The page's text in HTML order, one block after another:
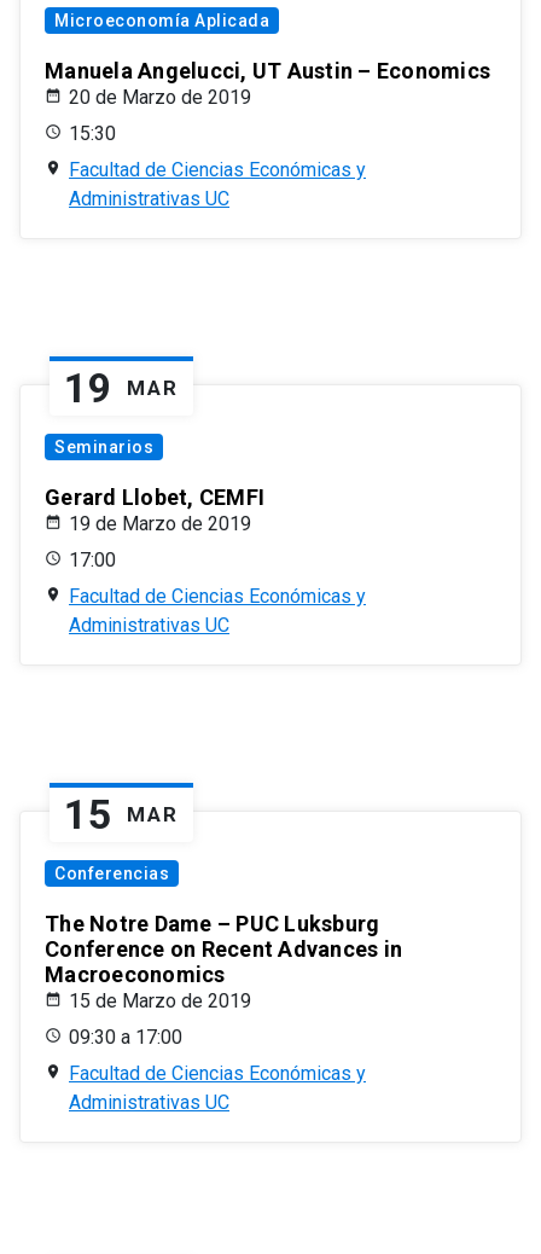
Microeconomía Aplicada
Manuela Angelucci, UT Austin – Economics
20 de Marzo de 2019
15:30
Facultad de Ciencias Económicas y
Administrativas UC
19 MAR
Seminarios
Gerard Llobet, CEMFI
19 de Marzo de 2019
17:00
Facultad de Ciencias Económicas y
Administrativas UC
15 MAR
Conferencias
The Notre Dame – PUC Luksburg
Conference on Recent Advances in
Macroeconomics
15 de Marzo de 2019
09:30 a 17:00
Facultad de Ciencias Económicas y
Administrativas UC